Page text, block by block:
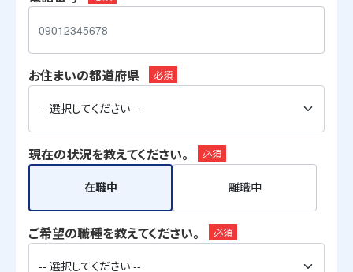
お住まいの都道府県 必須
現在の状況を教えてください。 必須
在職中 離職中
ご希望の職種を教えてください。 必須